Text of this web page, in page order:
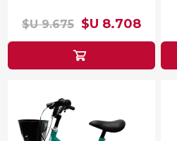
$U 9.675 $U 8.708